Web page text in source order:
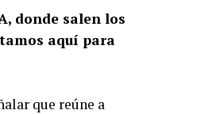
donde salen los
aquí para
que reúne a